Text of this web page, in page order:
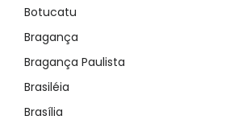
Botucatu
Bragança
Bragança Paulista
Brasiléia
Brasília